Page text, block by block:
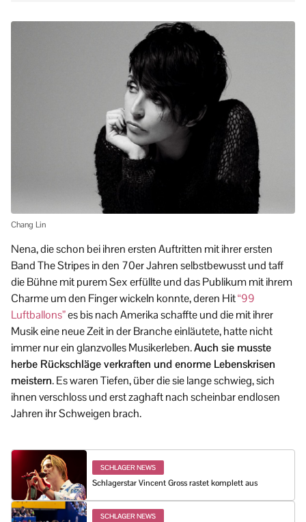
Chang Lin
Nena, die schon bei ihren ersten Auftritten mit ihrer ersten
Band The Stripes in den 70er Jahren selbstbewusst und taff
die Bühne mit purem Sex erfüllte und das Publikum mit ihrem
Charme um den Finger wickeln konnte, deren Hit“99
Luftballons”es bis nach Amerika schaffte und die mit ihrer
Musik eine neue Zeit in der Branche einläutete, hatte nicht
immer nur ein glanzvolles Musikerleben.Auch sie musste
herbe Rückschläge verkraften und enorme Lebenskrisen
meistern. Es waren Tiefen, über die sie lange schwieg, sich
ihnen verschloss und erst zaghaft nach scheinbar endlosen
Jahren ihr Schweigen brach.
SCHLAGER NEWS
Schlagerstar Vincent Gross rastet komplett aus
SCHLAGER NEWS